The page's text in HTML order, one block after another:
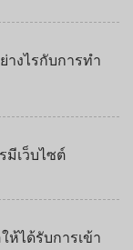
างไรกับการทำ
มีเว็บไซต์
ห้ได้รับการเข้า